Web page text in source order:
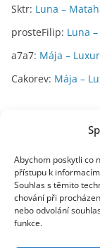
Abychom poskytli co
přístupu k
Souhlas s těmito
chování při
nebo odvolání
funkce.
Sktr: Luna –
prosteFilip: Luna
a7a7: Mája –
Cakorev: Mája –
A
c
h toplist